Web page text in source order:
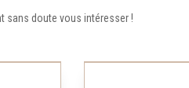
sans doute vous intéresser !